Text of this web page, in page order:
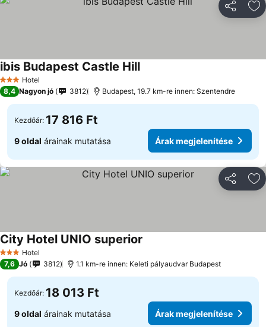
3 Kategória
Hotel
ibis Budapest Castle HillÁrak megjelenítése
8,4 Nagyon jó 3812 Budapest, 19.7 km-re innen: Szentendre
Kezdőár: 17 816 Ft
9 oldal árainak mutatása Árak megjelenítése
3 Kategória
Hotel
City Hotel UNIO superior
7,6 Jó 3812 1.1 km-re innen: Keleti pályaudvar Budapest
Kezdőár: 18 013 Ft
9 oldal árainak mutatása Árak megjelenítése